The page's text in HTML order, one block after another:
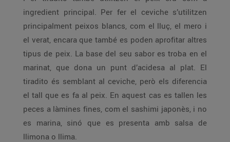
ingredient principal. Per fer el ceviche s’utilitzen
principalment peixos blancs, com el lluç, el mero i
el verat, encara que també es poden aprofitar altres
tipus de peix. La base del seu sabor es troba en el
marinat, que dona un punt d’acidesa al plat. El
tiradito és semblant al ceviche, però els diferencia
el tall que es fa al peix. En aquest cas es tallen les
peces a làmines fines, com el sashimi japonès, i no
es marina, sinó que es presenta amb salsa de
llimona o llima.